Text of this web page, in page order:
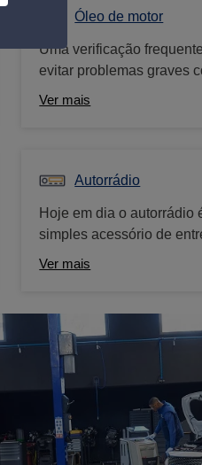
Óleo de motor
Uma verificação
evitar problemas graves
no futuro. Ao verificar o
problemas no motor. Na
preço.
Ver mais
Autorrádio
Hoje em dia o autorrádio
simples acessório de
é uma peça fundamental
conectividade Bluetooth,
navegação por GPS são
importantes. Por isso, ter
autorradios equipados
uma prioridade para nós.
toda a nossa gama.
Ver mais